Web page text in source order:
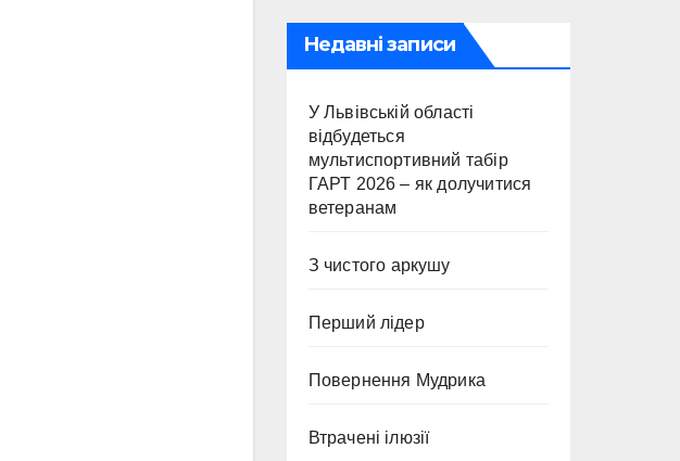
Недавні записи
У Львівській області
відбудеться
мультиспортивний табір
ГАРТ 2026 – як долучитися
ветеранам
З чистого аркушу
Перший лідер
Повернення Мудрика
Втрачені ілюзії